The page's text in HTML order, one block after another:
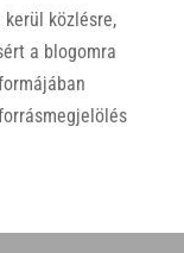
közlésre,
a blogomra